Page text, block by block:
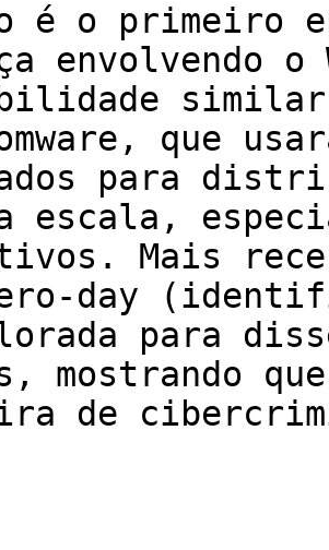
é o primeiro
envolvendo o
que
para
escala,
Mais
day
para
mostrando
de